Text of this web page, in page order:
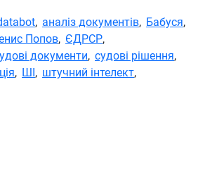
, аналіз документів, Бабуся,
Попов, ЄДРСР,
документи, судові рішення,
, ШІ, штучний інтелект,